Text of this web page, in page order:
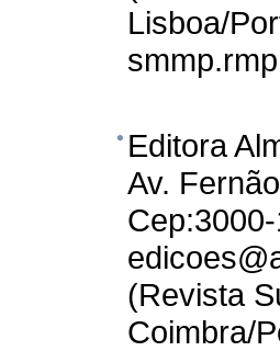
Lisboa/
Editora
Av.
(Revista
Coimbra/